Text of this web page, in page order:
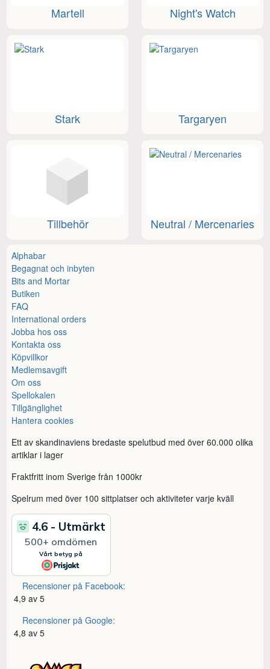
Martell Night's Watch
Stark Targaryen
Tillbehör Neutral / Mercenaries
Alphabar
Begagnat och inbyten
Bits and Mortar
Butiken
FAQ
International orders
Jobba hos oss
Kontakta oss
Köpvillkor
Medlemsavgift
Om oss
Spellokalen
Tillgänglighet
Hantera cookies
Ett av skandinaviens bredaste spelutbud med över 60.000 olika
artiklar i lager
Fraktfritt inom Sverige från 1000kr
Spelrum med över 100 sittplatser och aktiviteter varje kväll
Recensioner på Facebook:
4,9 av 5
Recensioner på Google:
4,8 av 5